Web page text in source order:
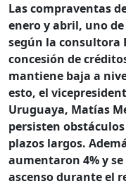
Las compraventas
enero y abril, uno
según la consultora
concesión de
mantiene baja a
esto, el
Uruguaya, Matías
persisten
plazos largos.
aumentaron 4% y
ascenso durante el